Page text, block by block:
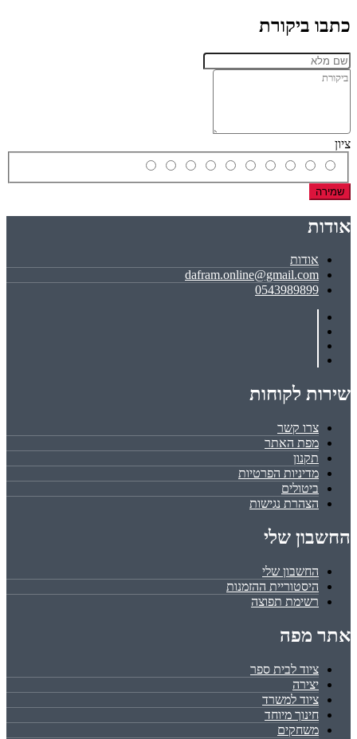
כתבו ביקורת
ציון
שמירה
אודות
אודות
dafram.online@gmail.com
0543989899
שירות לקוחות
צרו קשר
מפת האתר
תקנון
מדיניות הפרטיות
ביטולים
הצהרת נגישות
החשבון שלי
החשבון שלי
היסטוריית ההזמנות
רשימת תפוצה
אתר מפה
ציוד לבית ספר
יצירה
ציוד למשרד
חינוך מיוחד
משחקים